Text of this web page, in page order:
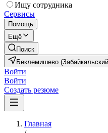
Ищу сотрудника
Сервисы
Помощь
Ещё
Поиск
Беклемишево
Войти
Войти
Создать резюме
Главная